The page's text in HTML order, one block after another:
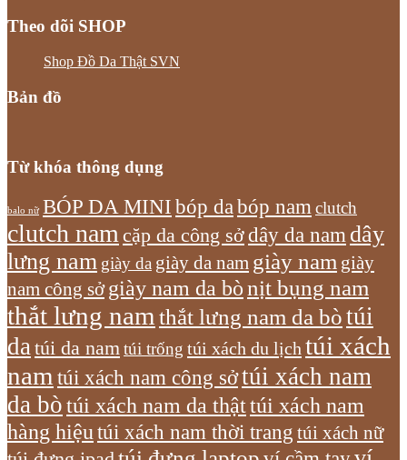
Theo dõi SHOP
Shop Đồ Da Thật SVN
Bản đồ
Từ khóa thông dụng
balo nữ BÓP DA MINI bóp dabóp nam clutch
clutch nam cặp da công sởdây da nam dây
lưng nam giày da giày da nam giày nam giày
nam công sở giày nam da bònịt bụng nam
thắt lưng nam thắt lưng nam da bòtúi
datúi da namtúi trống túi xách du lịch túi xách
nam túi xách nam công sởtúi xách nam
da bòtúi xách nam da thậttúi xách nam
hàng hiệu túi xách nam thời trang túi xách nữ